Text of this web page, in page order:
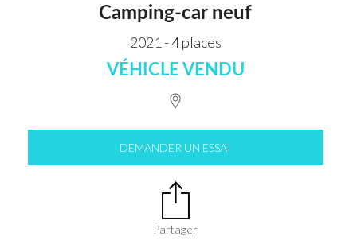
Camping-car neuf
2021 - 4 places
VÉHICLE VENDU
DEMANDER UN ESSAI
Partager